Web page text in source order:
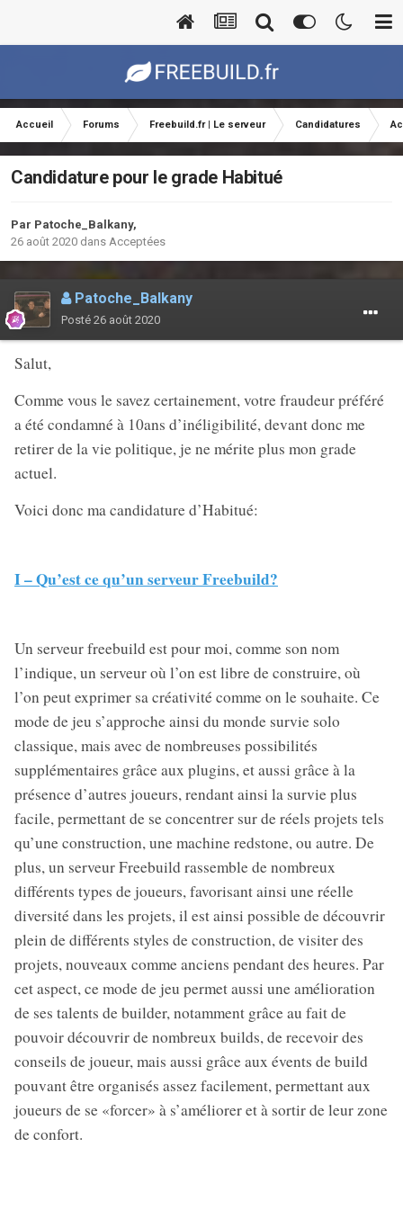
Accueil Forums Freebuild.fr | Le serveur Candidatures
Candidature pour le grade Habitué
Par Patoche_Balkany,
26 août 2020 dans Acceptées
Patoche_Balkany
Posté 26 août 2020
Salut,
Comme vous le savez certainement, votre fraudeur préféré
a été condamné à 10ans d’inéligibilité, devant donc me
retirer de la vie politique, je ne mérite plus mon grade
actuel.
Voici donc ma candidature d’Habitué:
I – Qu’est ce qu’un serveur Freebuild?
Un serveur freebuild est pour moi, comme son nom
l’indique, un serveur où l’on est libre de construire, où
l’on peut exprimer sa créativité comme on le souhaite. Ce
mode de jeu s’approche ainsi du monde survie solo
classique, mais avec de nombreuses possibilités
supplémentaires grâce aux plugins, et aussi grâce à la
présence d’autres joueurs, rendant ainsi la survie plus
facile, permettant de se concentrer sur de réels projets tels
qu’une construction, une machine redstone, ou autre. De
plus, un serveur Freebuild rassemble de nombreux
différents types de joueurs, favorisant ainsi une réelle
diversité dans les projets, il est ainsi possible de découvrir
plein de différents styles de construction, de visiter des
projets, nouveaux comme anciens pendant des heures. Par
cet aspect, ce mode de jeu permet aussi une amélioration
de ses talents de builder, notamment grâce au fait de
pouvoir découvrir de nombreux builds, de recevoir des
conseils de joueur, mais aussi grâce aux évents de build
pouvant être organisés assez facilement, permettant aux
joueurs de se «forcer» à s’améliorer et à sortir de leur zone
de confort.